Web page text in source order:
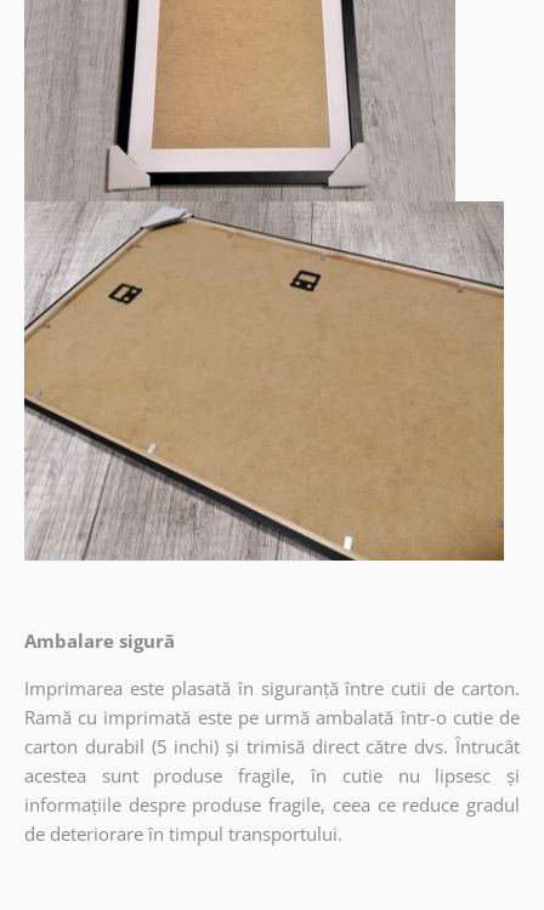
Ambalare sigură
Imprimarea este plasată în siguranță între cutii de carton.
Ramă cu imprimată este pe urmă ambalată într-o cutie de
carton durabil (5 inchi) și trimisă direct către dvs. Întrucât
acestea sunt produse fragile, în cutie nu lipsesc și
informațiile despre produse fragile, ceea ce reduce gradul
de deteriorare în timpul transportului.